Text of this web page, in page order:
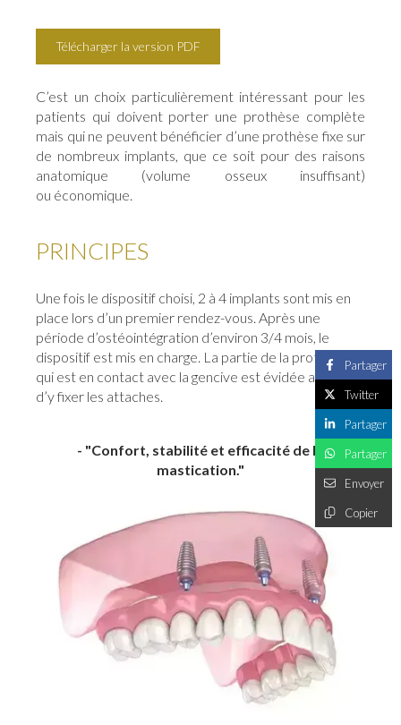
Télécharger la version PDF
C’est un choix particulièrement intéressant pour les
patients qui doivent porter une prothèse complète
mais qui ne peuvent bénéficier d’une prothèse fixe sur
de nombreux implants, que ce soit pour des raisons
anatomique (volume osseux insuffisant)
ou économique.
PRINCIPES
Une fois le dispositif choisi, 2 à 4 implants sont mis en
place lors d’un premier rendez-vous. Après une
période d’ostéointégration d’environ 3/4 mois, le
dispositif est mis en charge. La partie de la prothèse
qui est en contact avec la gencive est évidée afin
d’y fixer les attaches.
- "Confort, stabilité et efficacité de la
mastication."
Partager
Twitter
Partager
Partager
Envoyer
Copier